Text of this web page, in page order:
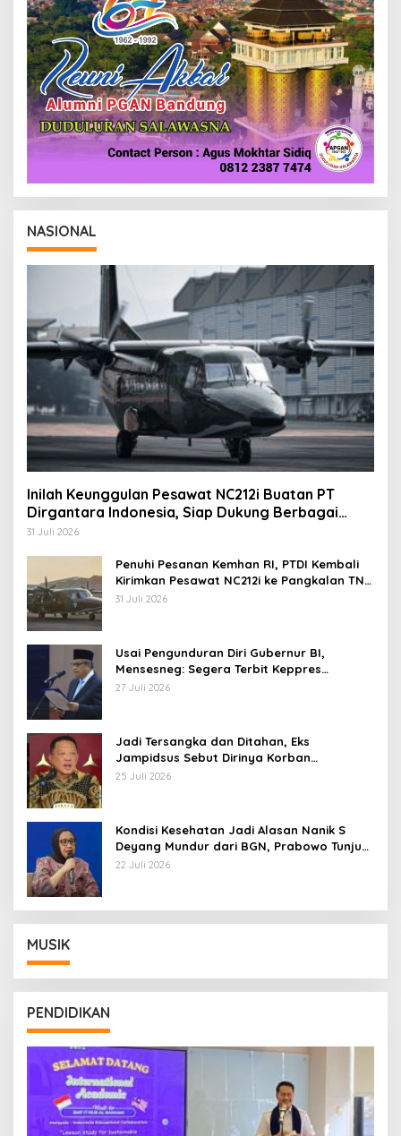
NASIONAL
Inilah Keunggulan Pesawat NC212i Buatan PT
Dirgantara Indonesia, Siap Dukung Berbagai
Operasi TNI
31 Juli 2026
Penuhi Pesanan Kemhan RI, PTDI Kembali
Kirimkan Pesawat NC212i ke Pangkalan TNI
AU
31 Juli 2026
Usai Pengunduran Diri Gubernur BI,
Mensesneg: Segera Terbit Keppres
Pemberhentian dengan Hormat
27 Juli 2026
Jadi Tersangka dan Ditahan, Eks
Jampidsus Sebut Dirinya Korban
Kriminalisasi
25 Juli 2026
Kondisi Kesehatan Jadi Alasan Nanik S
Deyang Mundur dari BGN, Prabowo Tunjuk
Wamentan Sudaryono
22 Juli 2026
MUSIK
PENDIDIKAN